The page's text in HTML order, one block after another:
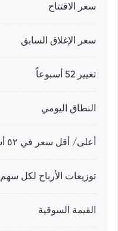
سعر الاقتتاح
سعر الإغلاق السابق
تغيير 52 أسبوعاً
النطاق اليومي
أعلى/ أقل سعر في ٥٢ أسبوعًا
توزيعات الأرباح لكل سهم
القيمة السوقية